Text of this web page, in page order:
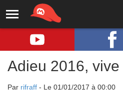
Adieu 2016, vive
Par rifraff - Le 01/01/2017 à 00:00